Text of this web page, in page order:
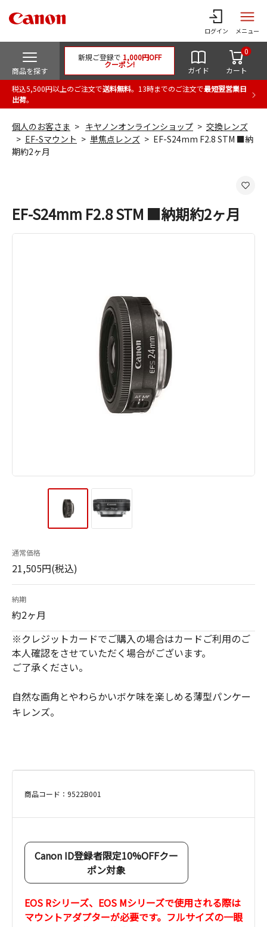
ログイン メニュー
商品を探す
新規ご登録で 1,000円OFF
クーポン!
ガイド カート
0
税込5,500円以上のご注文で送料無料。13時までのご注文で最短翌営業日
出荷。
個人のお客さま キヤノンオンラインショップ
交換レンズ
EF-Sマウント
単焦点レンズ
EF-S24mm F2.8 STM ■納
期約2ヶ月
EF-S24mm F2.8 STM ■納期約2ヶ月
通常価格
21,505円(税込)
納期
約2ヶ月
※クレジットカードでご購入の場合はカードご利用のご
本人確認をさせていただく場合がございます。
ご了承ください。
自然な画角とやわらかいボケ味を楽しめる薄型パンケー
キレンズ。
商品コード：9522B001
Canon ID登録者限定10%OFFクー
ポン対象
EOS Rシリーズ、EOS Mシリーズで使用される際は
マウントアダプターが必要です。フルサイズの一眼